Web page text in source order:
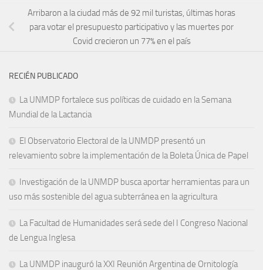
Arribaron a la ciudad más de 92 mil turistas, últimas horas
para votar el presupuesto participativo y las muertes por
Covid crecieron un 77% en el país
RECIÉN PUBLICADO
La UNMDP fortalece sus políticas de cuidado en la Semana
Mundial de la Lactancia
El Observatorio Electoral de la UNMDP presentó un
relevamiento sobre la implementación de la Boleta Única de Papel
Investigación de la UNMDP busca aportar herramientas para un
uso más sostenible del agua subterránea en la agricultura
La Facultad de Humanidades será sede del I Congreso Nacional
de Lengua Inglesa
La UNMDP inauguró la XXI Reunión Argentina de Ornitología